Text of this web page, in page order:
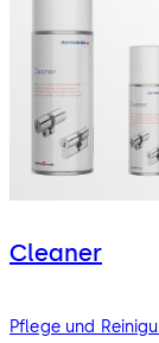
Cleaner
Pflege und